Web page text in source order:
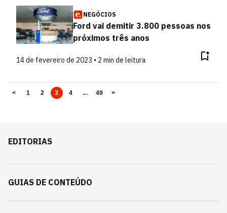
NEGÓCIOS
Ford vai demitir 3.800 pessoas nos
próximos três anos
14 de fevereiro de 2023 • 2 min de leitura
< 1 2 3 4 ... 49 >
EDITORIAS
GUIAS DE CONTEÚDO